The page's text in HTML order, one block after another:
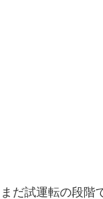
まだ試運転の段階